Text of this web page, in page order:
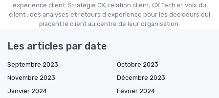
experience client. Strategie CX, relation client, CX Tech et voix du
client : des analyses et retours d experience pour les decideurs qui
placent le client au centre de leur organisation.
Les articles par date
Septembre 2023
Octobre 2023
Novembre 2023
Décembre 2023
Janvier 2024
Février 2024